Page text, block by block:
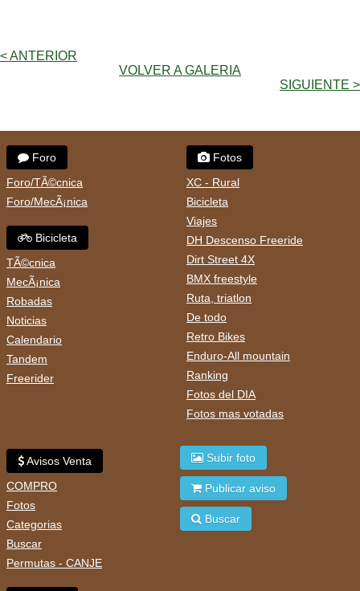
< ANTERIOR
VOLVER A GALERIA
SIGUIENTE >
Foro
Foro/TÃ©cnica
Foro/MecÃ¡nica
Bicicleta
TÃ©cnica
MecÃ¡nica
Robadas
Noticias
Calendario
Tandem
Freerider
Fotos
XC - Rural
Bicicleta
Viajes
DH Descenso Freeride
Dirt Street 4X
BMX freestyle
Ruta, triatlon
De todo
Retro Bikes
Enduro-All mountain
Ranking
Fotos del DIA
Fotos mas votadas
Avisos Venta
COMPRO
Fotos
Categorias
Buscar
Permutas - CANJE
Subir foto
Publicar aviso
Buscar